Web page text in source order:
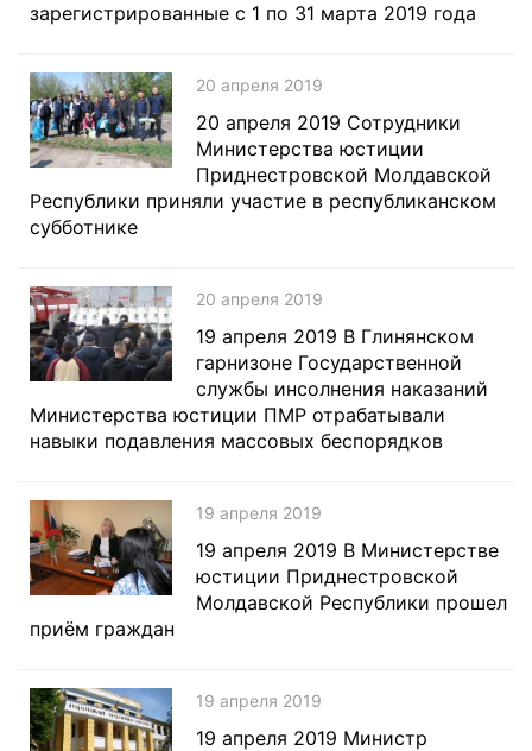
зарегистрированные с 1 по 31 марта 2019 года
20 апреля 2019
20 апреля 2019 Сотрудники
Министерства юстиции
Приднестровской Молдавской
Республики приняли участие в республиканском
субботнике
20 апреля 2019
19 апреля 2019 В Глинянском
гарнизоне Государственной
службы инсолнения наказаний
Министерства юстиции ПМР отрабатывали
навыки подавления массовых беспорядков
19 апреля 2019
19 апреля 2019 В Министерстве
юстиции Приднестровской
Молдавской Республики прошел
приём граждан
19 апреля 2019
19 апреля 2019 Министр